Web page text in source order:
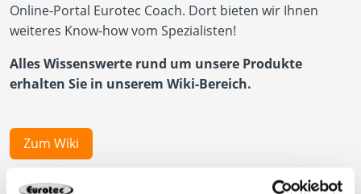
Online-Portal Eurotec Coach. Dort bieten wir Ihnen
weiteres Know-how vom Spezialisten!
Alles Wissenswerte rund um unsere Produkte
erhalten Sie in unserem Wiki-Bereich.
Zum Wiki